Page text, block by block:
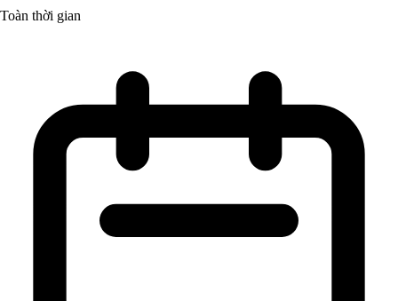
Toàn thời gian